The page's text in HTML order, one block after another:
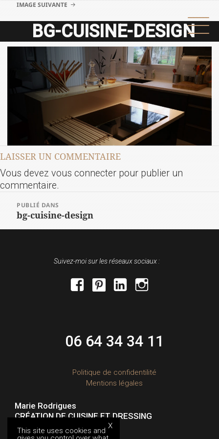
IMAGE SUIVANTE
BG-CUISINE-DESIGN
LAISSER UN COMMENTAIRE
Vous devezvous connecterpour publier un
commentaire.
NAVIGATION
DE
L’ARTICLE
PUBLIÉ DANS
bg-cuisine-design
Suivez-moi sur les réseaux sociaux :
facebookpinterestlinkedininstagram
Marie Rodrigues
CRÉATION DE CUISINE ET DRESSING
(Charente-Maritime)
06 64 34 34 11
Politique de confidentilité
Mentions légales
X
This site uses cookies and